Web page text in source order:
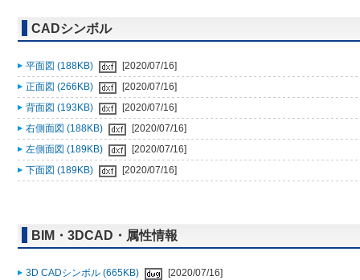
CADシンボル
平面図 (188KB)
[2020/07/16]
正面図 (266KB)
[2020/07/16]
背面図 (193KB)
[2020/07/16]
右側面図 (188KB)
[2020/07/16]
左側面図 (189KB)
[2020/07/16]
下面図 (189KB)
[2020/07/16]
BIM・3DCAD・属性情報
3D CADシンボル (665KB)
[2020/07/16]